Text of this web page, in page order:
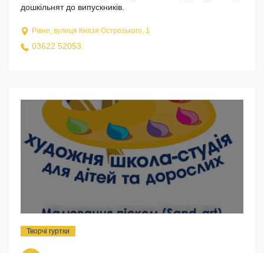
дошкільнят до випускників.
Рівне, вулиця Князя Острозького, 1
03622 52053
Творчі гуртки